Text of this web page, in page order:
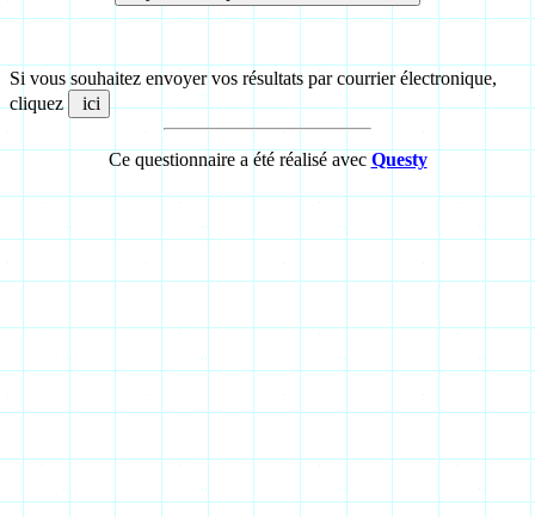
Si vous souhaitez envoyer vos résultats par courrier électronique,
cliquez
Ce questionnaire a été réalisé avec Questy